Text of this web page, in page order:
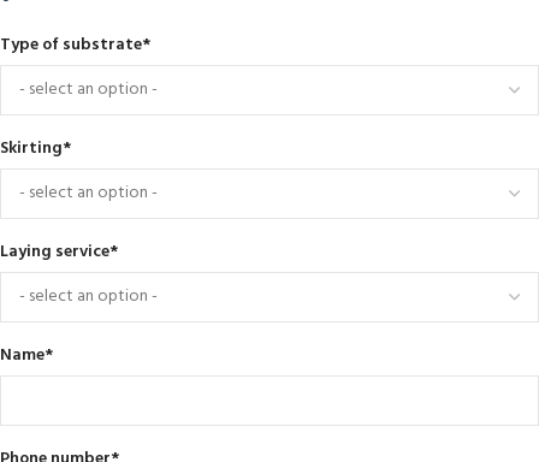
Type of substrate*
Skirting*
Laying service*
Name*